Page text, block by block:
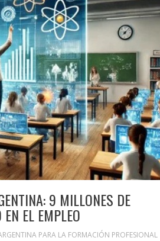
9 MILLONES DE
EL EMPLEO
PARA LA FORMACIÓN PROFESIONAL